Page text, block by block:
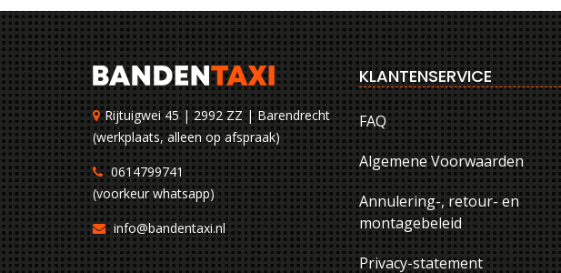
Rijtuigwei 45 | 2992 ZZ | Barendrecht
(werkplaats, alleen op afspraak)
0614799741
(voorkeur whatsapp)
info@bandentaxi.nl
KLANTENSERVICE
FAQ
Algemene Voorwaarden
Annulering-, retour- en
montagebeleid
Privacy-statement